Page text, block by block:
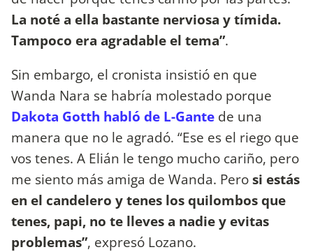
La noté a ella bastante nerviosa y tímida.
Tampoco era agradable el tema”.
Sin embargo, el cronista insistió en que
Wanda Nara se habría molestado porque
Dakota Gotth habló de L-Gante de una
manera que no le agradó. “Ese es el riego que
vos tenes. A Elián le tengo mucho cariño, pero
me siento más amiga de Wanda. Perosi estás
en el candelero y tenes los quilombos que
tenes, papi, no te lleves a nadie y evitas
problemas”, expresó Lozano.